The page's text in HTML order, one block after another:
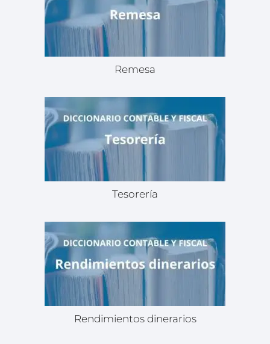
Remesa
Tesorería
Rendimientos dinerarios